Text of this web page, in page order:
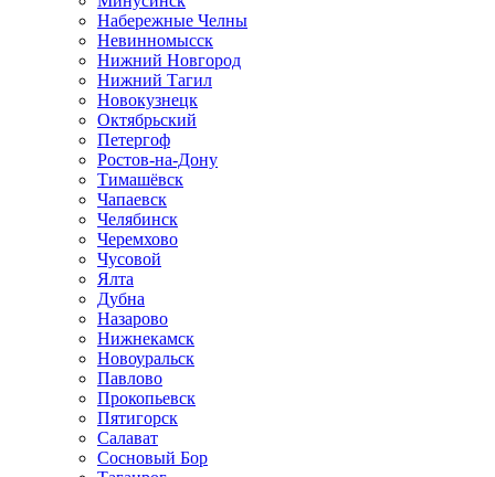
Набережные Челны
Невинномысск
Нижний Новгород
Нижний Тагил
Новокузнецк
Октябрьский
Петергоф
Ростов-на-Дону
Тимашёвск
Чапаевск
Челябинск
Черемхово
Чусовой
Ялта
Дубна
Назарово
Нижнекамск
Новоуральск
Павлово
Прокопьевск
Пятигорск
Салават
Сосновый Бор